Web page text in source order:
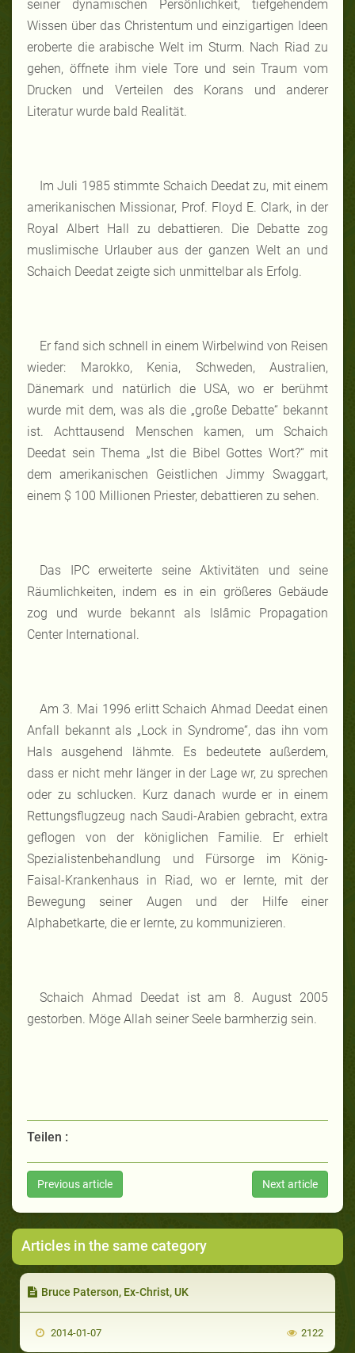
seiner dynamischen Persönlichkeit, tiefgehendem
Wissen über das Christentum und einzigartigen Ideen
eroberte die arabische Welt im Sturm. Nach Riad zu
gehen, öffnete ihm viele Tore und sein Traum vom
Drucken und Verteilen des Korans und anderer
Literatur wurde bald Realität.
Im Juli 1985 stimmte Schaich Deedat zu, mit einem
amerikanischen Missionar, Prof. Floyd E. Clark, in der
Royal Albert Hall zu debattieren. Die Debatte zog
muslimische Urlauber aus der ganzen Welt an und
Schaich Deedat zeigte sich unmittelbar als Erfolg.
Er fand sich schnell in einem Wirbelwind von Reisen
wieder: Marokko, Kenia, Schweden, Australien,
Dänemark und natürlich die USA, wo er berühmt
wurde mit dem, was als die „große Debatte“ bekannt
ist. Achttausend Menschen kamen, um Schaich
Deedat sein Thema „Ist die Bibel Gottes Wort?“ mit
dem amerikanischen Geistlichen Jimmy Swaggart,
einem $ 100 Millionen Priester, debattieren zu sehen.
Das IPC erweiterte seine Aktivitäten und seine
Räumlichkeiten, indem es in ein größeres Gebäude
zog und wurde bekannt als Islâmic Propagation
Center International.
Am 3. Mai 1996 erlitt Schaich Ahmad Deedat einen
Anfall bekannt als „Lock in Syndrome“, das ihn vom
Hals ausgehend lähmte. Es bedeutete außerdem,
dass er nicht mehr länger in der Lage wr, zu sprechen
oder zu schlucken. Kurz danach wurde er in einem
Rettungsflugzeug nach Saudi-Arabien gebracht, extra
geflogen von der königlichen Familie. Er erhielt
Spezialistenbehandlung und Fürsorge im König-
Faisal-Krankenhaus in Riad, wo er lernte, mit der
Bewegung seiner Augen und der Hilfe einer
Alphabetkarte, die er lernte, zu kommunizieren.
Schaich Ahmad Deedat ist am 8. August 2005
gestorben. Möge Allah seiner Seele barmherzig sein.
Teilen :
Previous article Next article
Articles in the same category
Bruce Paterson, Ex-Christ, UK
2014-01-07 2122